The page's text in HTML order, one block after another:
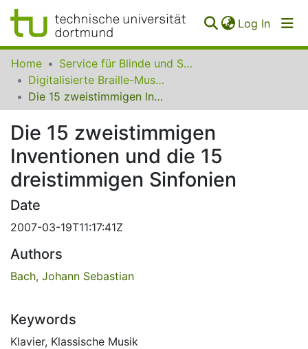
Log In
Communities
Collections
FAQ
Home
Service für Blinde und Sehbehinderte der UB Dortmund
Digitalisierte Braille-Musik-Matrizen des VzfB
Die 15 zweistimmigen Inventionen und die 15 dreistimmigen Sinfonien
Die 15 zweistimmigen
Inventionen und die 15
dreistimmigen Sinfonien
Date
2007-03-19T11:17:41Z
Authors
Bach, Johann Sebastian
Keywords
Klavier, Klassische Musik